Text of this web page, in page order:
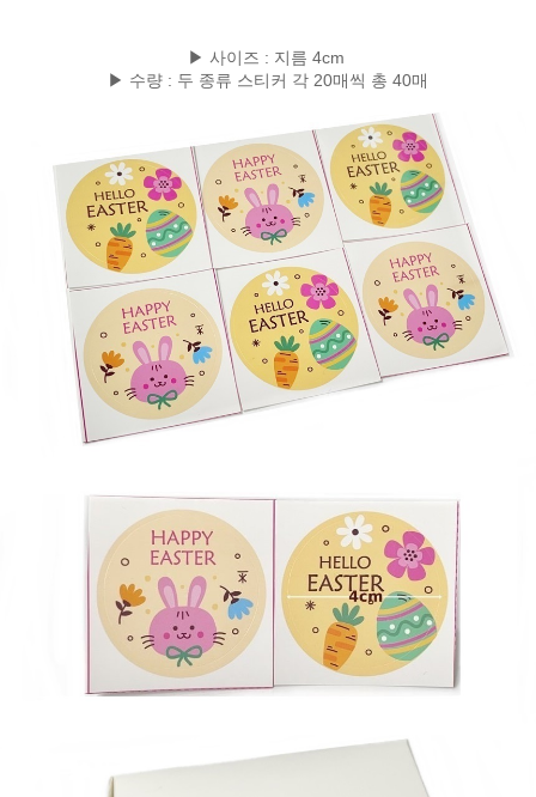
▶ 사이즈 : 지름 4cm
▶ 수량 : 두 종류 스티커 각 20매씩 총 40매